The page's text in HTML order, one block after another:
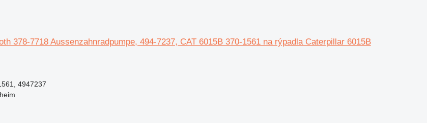
378-7718 Aussenzahnradpumpe, 494-7237, CAT 6015B 370-1561 na rýpadla Caterpillar 6015B
4947237